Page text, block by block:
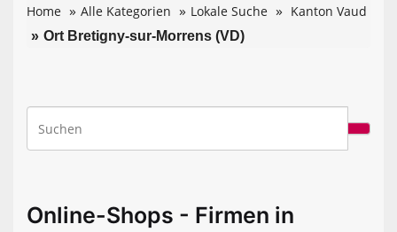
Home Alle Kategorien Lokale Suche Kanton Vaud
Ort Bretigny-sur-Morrens (VD)
Online-Shops - Firmen in